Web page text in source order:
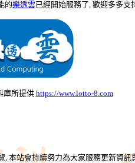
的樂透雲已經開始服務了, 歡迎多多支
庫所提供 https://www.lotto-8.com
本站會持續努力為大家服務更新資訊